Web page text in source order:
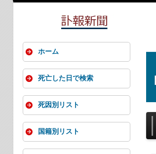
ホーム
死亡した日で検索
死因別リスト
国籍別リスト